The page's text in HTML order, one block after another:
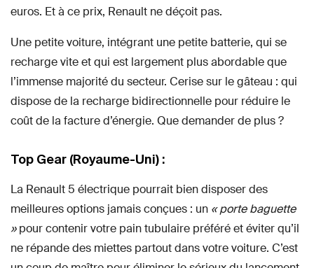
euros. Et à ce prix, Renault ne déçoit pas.
Une petite voiture, intégrant une petite batterie, qui se
recharge vite et qui est largement plus abordable que
l’immense majorité du secteur. Cerise sur le gâteau : qui
dispose de la recharge bidirectionnelle pour réduire le
coût de la facture d’énergie. Que demander de plus ?
Top Gear (Royaume-Uni) :
La Renault 5 électrique pourrait bien disposer des
meilleures options jamais conçues : un « porte baguette
»pour contenir votre pain tubulaire préféré et éviter qu’il
ne répande des miettes partout dans votre voiture. C’est